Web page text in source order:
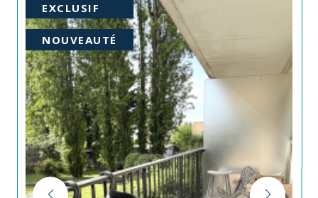
EXCLUSIF
NOUVEAUTÉ